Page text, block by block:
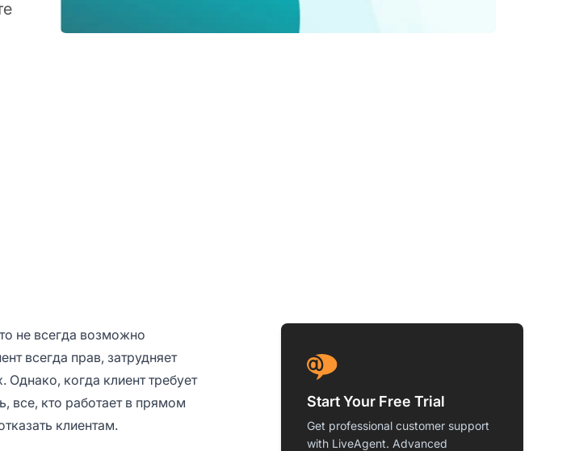
не всегда возможно
всегда прав, затрудняет
Однако, когда клиент требует
все, кто работает в прямом
клиентам.
Start Your Free Trial
Get professional customer support
with LiveAgent. Advanced